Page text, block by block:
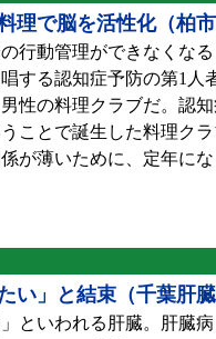
理で脳を活性化（柏
行動管理ができなくな
する認知症予防の第1
性の料理クラブだ。認
ことで誕生した料理ク
が薄いために、定年に
い」と結束（千葉肝
といわれる肝臓。肝臓